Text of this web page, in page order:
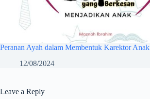
Peranan Ayah dalam Membentuk Karektor Anak
12/08/2024
Leave a Reply